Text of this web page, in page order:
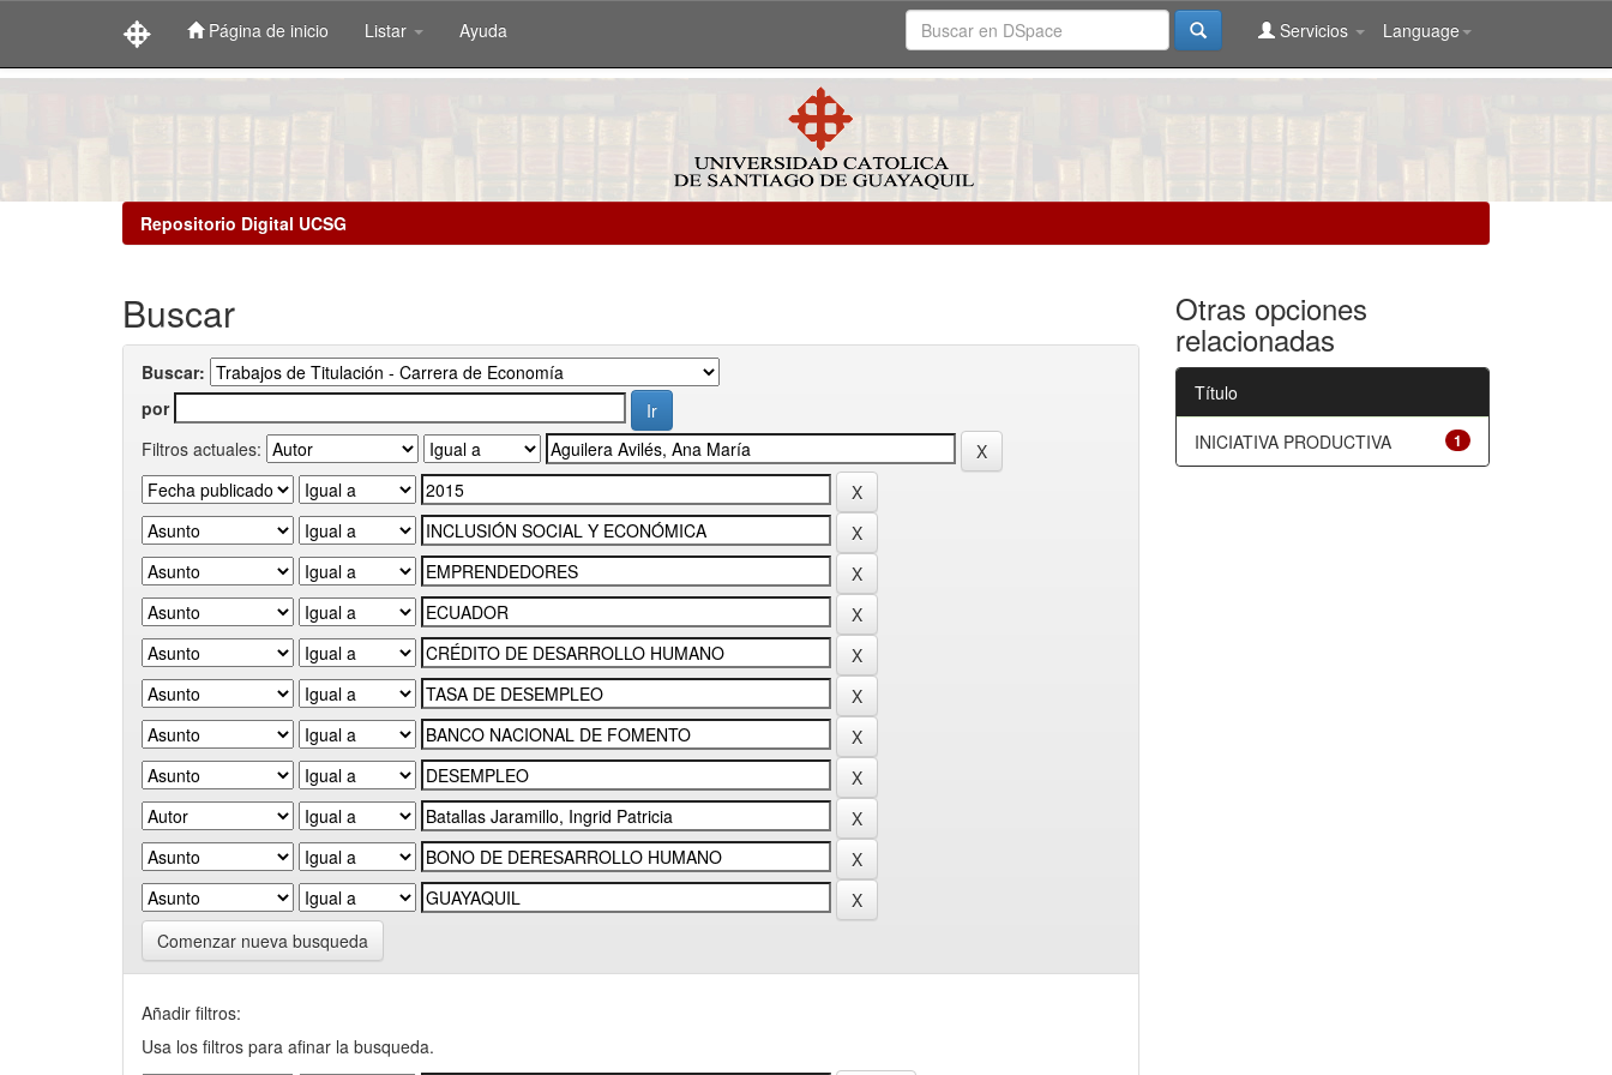
Página de inicio Listar Ayuda Language
Servicios
Repositorio Digital UCSG
Buscar
Buscar:
por
Filtros actuales:
Comenzar nueva busqueda
Añadir filtros:
Usa los filtros para afinar la busqueda.
Otras opciones
relacionadas
Título
1
INICIATIVA PRODUCTIVA